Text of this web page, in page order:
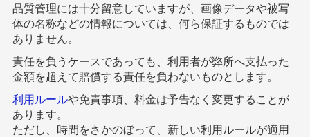
品質管理には十分留意していますが、画像データや被写
体の名称などの情報については、何ら保証するものでは
ありません。
責任を負うケースであっても、利用者が弊所へ支払った
金額を超えて賠償する責任を負わないものとします。
利用ルールや免責事項、料金は予告なく変更することが
あります。
ただし、時間をさかのぼって、新しい利用ルールが適用